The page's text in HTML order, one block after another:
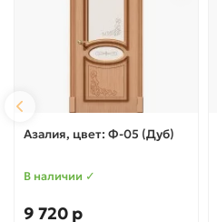
Азалия, цвет: Ф-05 (Дуб)
В наличии ✓
9 720 р